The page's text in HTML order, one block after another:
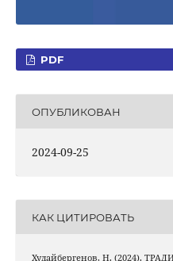
PDF
ОПУБЛИКОВАН
2024-09-25
КАК ЦИТИРОВАТЬ
Худайбергенов, Н. (2024).